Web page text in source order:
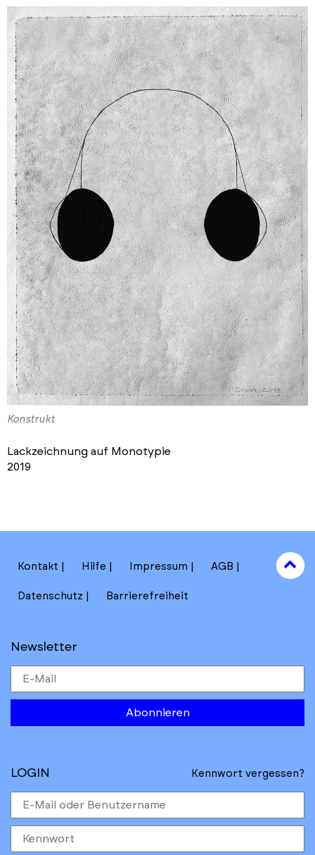
Konstrukt
Lackzeichnung auf Monotypie
2019
Kontakt Hilfe Impressum AGB
Datenschutz Barrierefreiheit
Newsletter
Abonnieren
to
top
LOGIN Kennwort vergessen?